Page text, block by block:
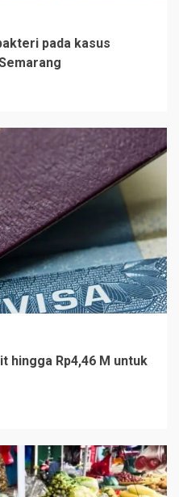
pada kasus
hingga Rp4,46 M untuk